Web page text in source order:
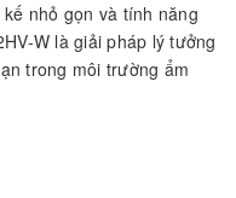
nhỏ gọn và tính năng
W là giải pháp lý tưởng
trong môi trường ẩm